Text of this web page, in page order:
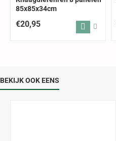
85x85x34cm
€20,95
BEKIJK OOK EENS